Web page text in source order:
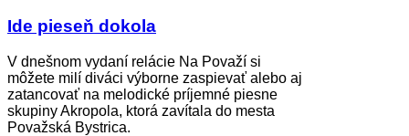
Ide pieseň dokola
V dnešnom vydaní relácie Na Považí si
môžete milí diváci výborne zaspievať alebo aj
zatancovať na melodické príjemné piesne
skupiny Akropola, ktorá zavítala do mesta
Považská Bystrica.